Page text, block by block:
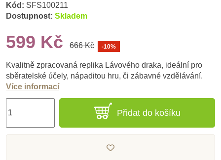
Kód: SFS100211
Dostupnost: Skladem
599 Kč 666 Kč -10%
Kvalitně zpracovaná replika Lávového draka, ideální pro
sběratelské účely, nápaditou hru, či zábavné vzdělávání.
Více informací
Přidat do košíku